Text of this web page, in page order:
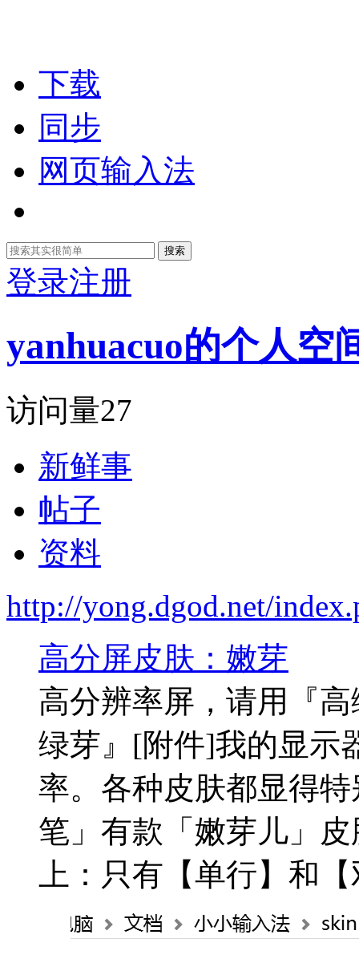
下载
同步
网页输入法
搜索
登录注册
yanhuacuo的个人空
访问量27
新鲜事
帖子
资料
http://yong.dgod.net/
高分屏皮肤：嫩芽
高分辨率屏，请用『
绿芽』[附件]我的显示
率。各种皮肤都显得
笔」有款「嫩芽儿」
上：只有【单行】和